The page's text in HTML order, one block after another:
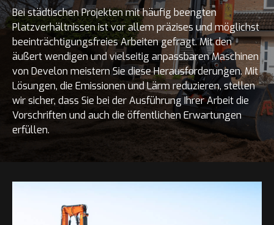
Bei städtischen Projekten mit häufig beengten
Platzverhältnissen ist vor allem präzises und möglichst
beeinträchtigungsfreies Arbeiten gefragt. Mit den
äußert wendigen und vielseitig anpassbaren Maschinen
von Develon meistern Sie diese Herausforderungen. Mit
Lösungen, die Emissionen und Lärm reduzieren, stellen
wir sicher, dass Sie bei der Ausführung Ihrer Arbeit die
Vorschriften und auch die öffentlichen Erwartungen
erfüllen.